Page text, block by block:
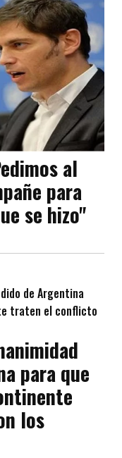
al
para
se hizo"
para que
los